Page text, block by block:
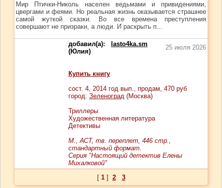
Мир Птички-Николь населен ведьмами и привидениями,
цвергами и феями. Но реальная жизнь оказывается страшнее
самой жуткой сказки. Во все времена преступления
совершают не призраки, а люди. И раскрыть п...
добавил(а):
lasto4ka.sm
(Юлия)
25 июля 2026
Купить книгу
сост. 4, 2014 год вып., продам, 470 руб
город: Зеленоград (Москва)
Триллеры
Художественная литература
Детективы
М., АСТ, тв. переплет, 446 стр.,
стандартный формат.
Серия "Настоящий детектив Елены
Михалковой"
[ 1] 2 3